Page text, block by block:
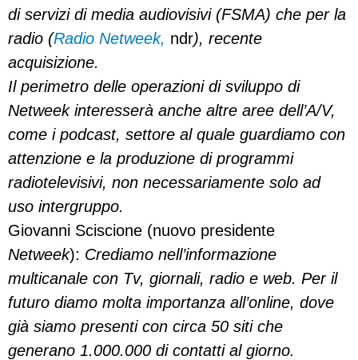
di servizi di media audiovisivi (FSMA) che per la
radio (Radio Netweek, ndr), recente
acquisizione.
Il perimetro delle operazioni di sviluppo di
Netweek interesserà anche altre aree dell’A/V,
come i podcast, settore al quale guardiamo con
attenzione e la produzione di programmi
radiotelevisivi, non necessariamente solo ad
uso intergruppo.
Giovanni Sciscione (nuovo presidente
Netweek): Crediamo nell’informazione
multicanale con Tv, giornali, radio e web. Per il
futuro diamo molta importanza all’online, dove
già siamo presenti con circa 50 siti che
generano 1.000.000 di contatti al giorno.